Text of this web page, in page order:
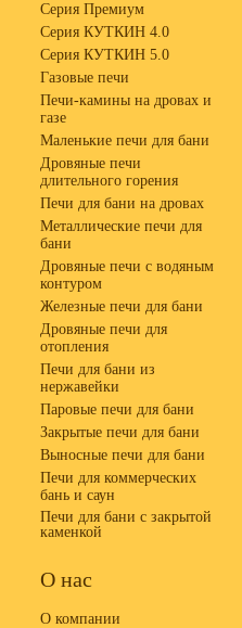
Серия Премиум
Серия КУТКИН 4.0
Серия КУТКИН 5.0
Газовые печи
Печи-камины на дровах и
газе
Маленькие печи для бани
Дровяные печи
длительного горения
Печи для бани на дровах
Металлические печи для
бани
Дровяные печи с водяным
контуром
Железные печи для бани
Дровяные печи для
отопления
Печи для бани из
нержавейки
Паровые печи для бани
Закрытые печи для бани
Выносные печи для бани
Печи для коммерческих
бань и саун
Печи для бани с закрытой
каменкой
О нас
О компании